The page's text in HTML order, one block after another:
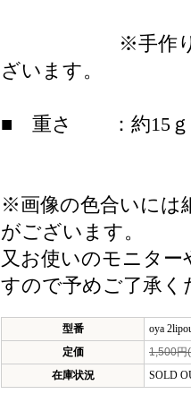
※手作りとなり
ざいます。
■ 重さ ：約15ｇ
※画像の色合いには
がございます。
又お使いのモニタ
すので予めご了承く
型番
oya
定価
1,500円
在庫状況
SOLD